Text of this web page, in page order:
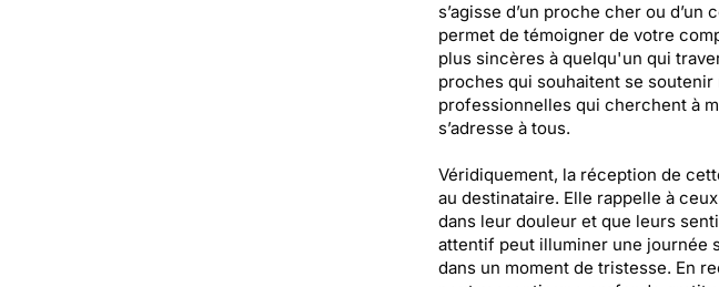
s’agisse d’un proche cher ou
permet de témoigner de votre
plus sincères à quelqu'un qui
proches qui souhaitent se
professionnelles qui cherchent à
s’adresse à tous.
Véridiquement, la réception de
au destinataire. Elle rappelle à
dans leur douleur et que leurs
attentif peut illuminer une journée
dans un moment de tristesse. En